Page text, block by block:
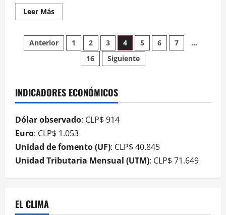
Leer Más
Anterior 1 2 3 4 5 6 7
…
16
Siguiente
INDICADORES ECONÓMICOS
Dólar observado: CLP$ 914
Euro: CLP$ 1.053
Unidad de fomento (UF): CLP$ 40.845
Unidad Tributaria Mensual (UTM): CLP$ 71.649
EL CLIMA